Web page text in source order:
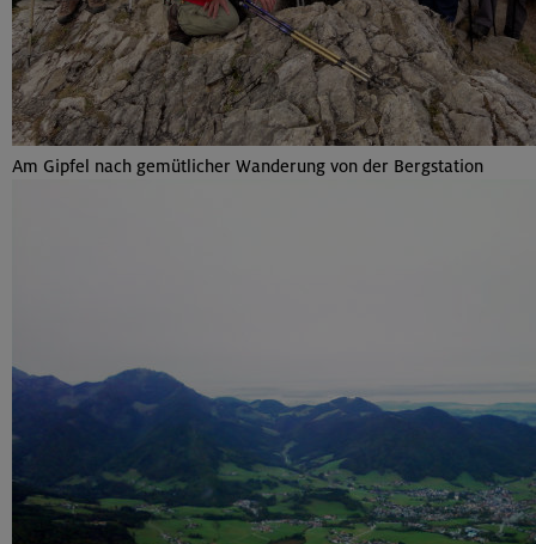
Am Gipfel nach gemütlicher Wanderung von der Bergstation